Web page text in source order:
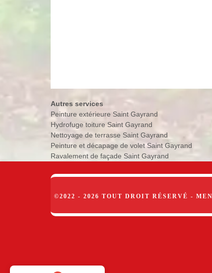
Autres services
Peinture extérieure Saint Gayrand
Hydrofuge toiture Saint Gayrand
Nettoyage de terrasse Saint Gayrand
Peinture et décapage de volet Saint Gayrand
Ravalement de façade Saint Gayrand
©2022 - 2026 TOUT DROIT RÉSERVÉ -